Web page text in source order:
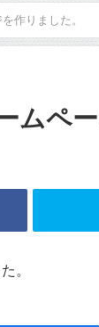
作りました。
ムペ
。